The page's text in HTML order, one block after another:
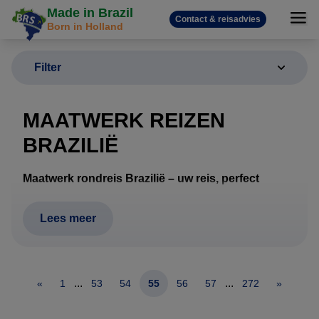
Made in Brazil
Born in Holland
Contact & reisadvies
Filter
MAATWERK REIZEN
BRAZILIË
Maatwerk rondreis Brazilië – uw reis, perfect
Een rondreis door Brazilië vraagt om meer dan alleen
natuur vragen om een doordachte route. Daarom
Lees meer
« 1 ... 53 54 55 56 57 ... 272 »